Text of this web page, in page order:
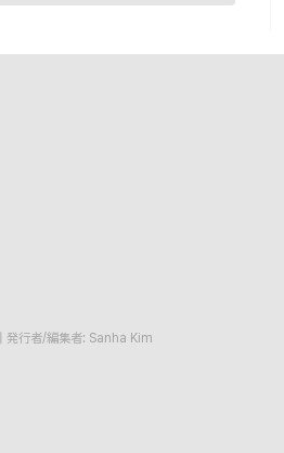
発行者/編集者: Sanha Kim